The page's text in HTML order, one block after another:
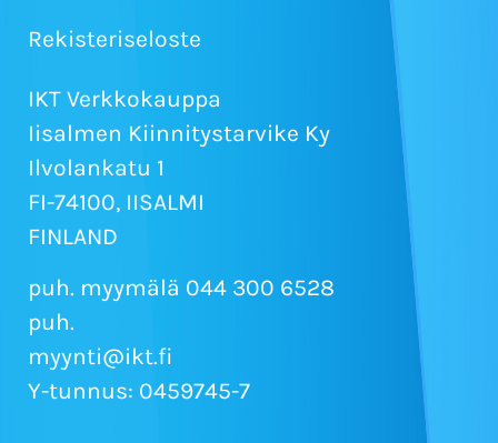
Rekisteriseloste
IKT Verkkokauppa
Iisalmen Kiinnitystarvike Ky
Ilvolankatu 1
FI-74100, IISALMI
FINLAND
puh. myymälä 044 300 6528
puh.
myynti@ikt.fi
Y-tunnus: 0459745-7